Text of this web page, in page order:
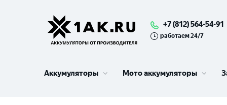
+7 (812) 564-54-91
работаем 24/7
Аккумуляторы Мото аккумуляторы